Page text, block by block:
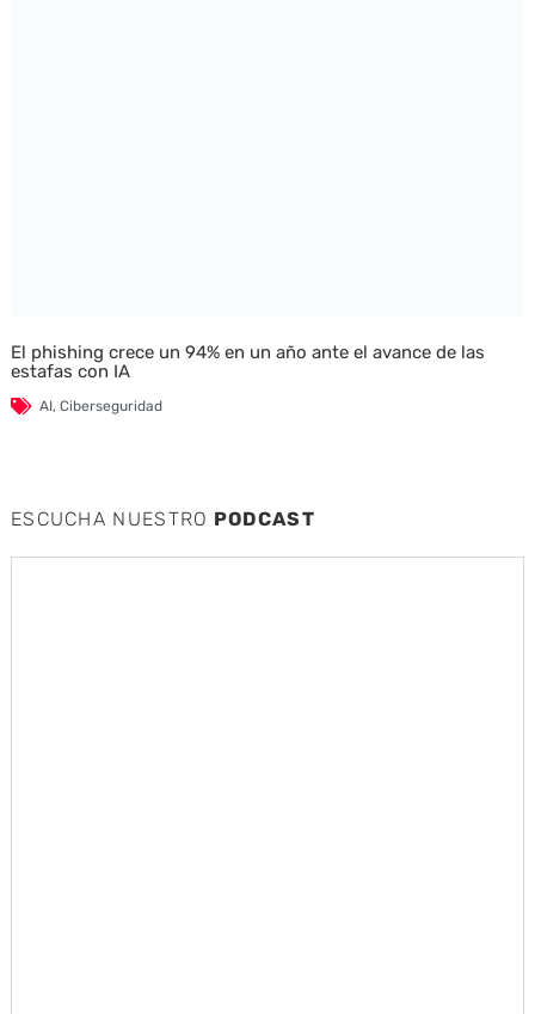
El phishing crece un 94% en un año ante el avance de las
estafas con IA
AI, Ciberseguridad
ESCUCHA NUESTRO PODCAST